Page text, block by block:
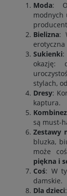
Moda:
modnych
Bielizna:
Sukienki:
okazję:
stylach,
Dresy:
kaptura.
są must-
Zestawy
bluzka,
może
piękna i
Coś: W
damskie.
Dla dzieci